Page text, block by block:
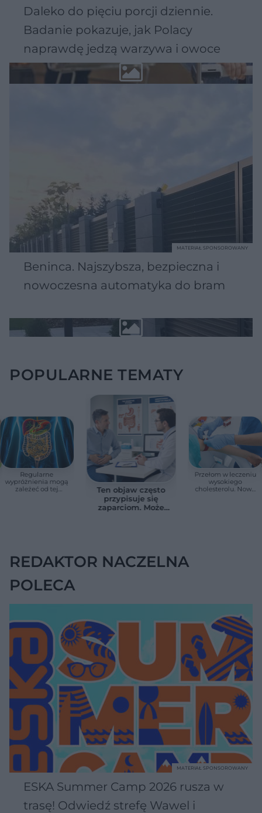
Daleko do pięciu porcji dziennie.
Badanie pokazuje, jak Polacy
naprawdę jedzą warzywa i owoce
Beninca. Najszybsza, bezpieczna i
nowoczesna automatyka do bram
MATERIAŁ SPONSOROWANY
POPULARNE TEMATY
Regularne
wypróżnienia mogą
zależeć od tej
Ten objaw często
przypisuje się
zaparciom. Może
Przełom w leczeniu
wysokiego
cholesterolu. Nowa
REDAKTOR NACZELNA
POLECA
ESKA Summer Camp 2026 rusza w
trasę! Odwiedź strefę Wawel i
MATERIAŁ SPONSOROWANY